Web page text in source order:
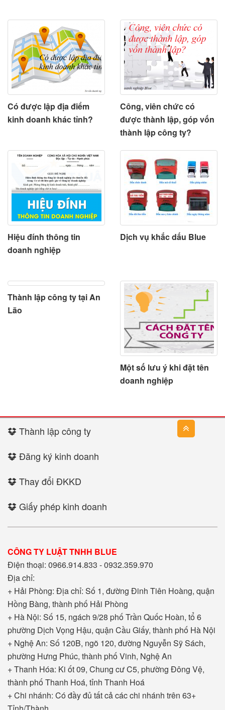
Có được lập địa điểm
kinh doanh khác tỉnh?
Công, viên chức có
được thành lập, góp vốn
thành lập công ty?
Hiệu đính thông tin
doanh nghiệp
Dịch vụ khắc dấu Blue
Thành lập công ty tại An
Lão
Một số lưu ý khi đặt tên
doanh nghiệp
Thành lập công ty
Đăng ký kinh doanh
Thay đổi ĐKKD
Giấy phép kinh doanh
CÔNG TY LUẬT TNHH BLUE
Điện thoại: 0966.914.833 - 0932.359.970
Địa chỉ:
+ Hải Phòng: Địa chỉ: Số 1, đường Đinh Tiên Hoàng, quận
Hồng Bàng, thành phố Hải Phòng
+ Hà Nội: Số 15, ngách 9/28 phố Trần Quốc Hoàn, tổ 6
phường Dịch Vọng Hậu, quận Cầu Giấy, thành phố Hà Nội
+ Nghệ An: Số 120B, ngõ 120, đường Nguyễn Sỹ Sách,
phường Hưng Phúc, thành phố Vinh, Nghệ An
+ Thanh Hóa: Ki ốt 09, Chung cư C5, phường Đông Vệ,
thành phố Thanh Hoá, tỉnh Thanh Hoá
+ Chi nhánh: Có đầy đủ tất cả các chi nhánh trên 63+